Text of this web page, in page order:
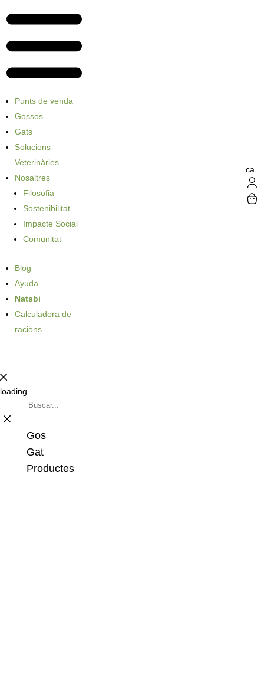
Punts de venda
Gossos
Gats
Solucions
Veterinàries
Nosaltres
Filosofia
Sostenibilitat
Impacte Social
Comunitat
Blog
Ayuda
Natsbi
Calculadora de
racions
ca
loading...
Gos
Gat
Productes